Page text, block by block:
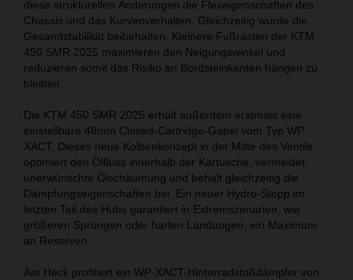
diese strukturellen Änderungen die Flexeigenschaften des
Chassis und das Kurvenverhalten. Gleichzeitig wurde die
Gesamtstabilität beibehalten. Kleinere Fußrasten der KTM
450 SMR 2025 maximieren den Neigungswinkel und
reduzieren somit das Risiko an Bordsteinkanten hängen zu
bleiben.
Die KTM 450 SMR 2025 erhält außerdem erstmals eine
einstellbare 48mm Closed-Cartridge-Gabel vom Typ WP
XACT. Dieses neue Kolbenkonzept in der Mitte des Ventils
optimiert den Ölfluss innerhalb der Kartusche, vermeidet
unerwünschte Ölschäumung und behält gleichzeitig die
Dämpfungseigenschaften bei. Ein neuer Hydro-Stopp im
letzten Teil des Hubs garantiert in Extremszenarien, wie
größeren Sprüngen oder harten Landungen, ein Maximum
an Reserven.
Am Heck profitiert ein WP-XACT-Hinterradstoßdämpfer von